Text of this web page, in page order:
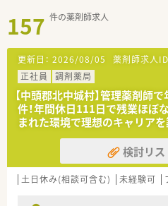
157 件の薬剤師求人
更新日： 2026/08/05 薬剤師求人ID
正社員
調剤薬局
【中頭郡北中城村】管理薬剤師
件！年間休日111日で残業ほぼ
まれた環境で理想のキャリアを
検討リ
土日休み(相談可含む) 未経験可